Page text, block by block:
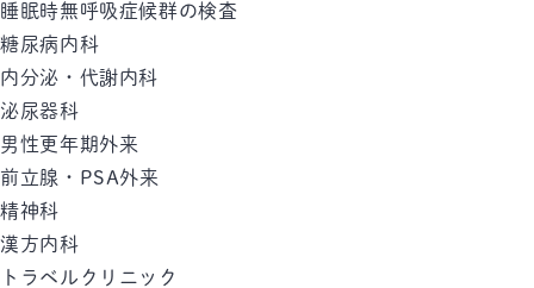
睡眠時無呼吸症候群の検査
糖尿病内科
内分泌・代謝内科
泌尿器科
男性更年期外来
前立腺・PSA外来
精神科
漢方内科
トラベルクリニック